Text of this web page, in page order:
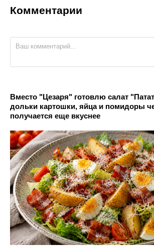
Комментарии
Вместо "Цезаря" готовлю салат
дольки картошки, яйца и помидоры
получается еще вкуснее